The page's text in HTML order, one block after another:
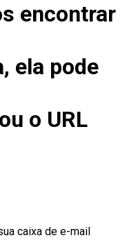
encontrar
ela pode
o URL
caixa de e-mail